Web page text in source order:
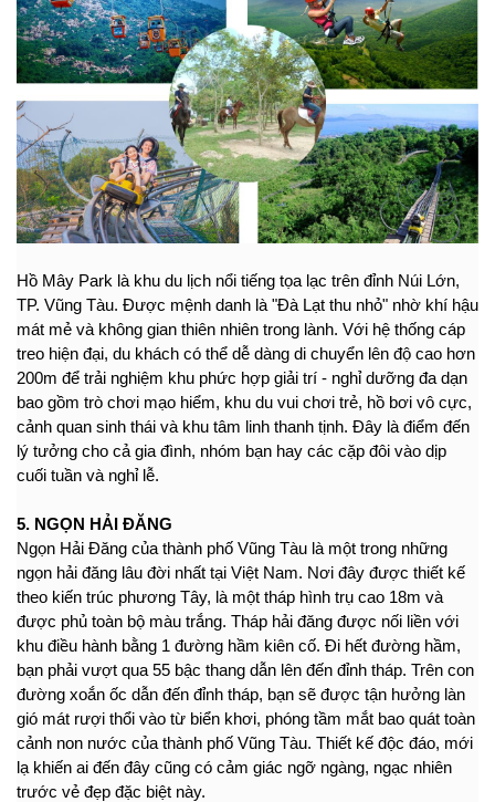
Hồ Mây Park là khu du lịch nổi tiếng tọa lạc trên đỉnh Núi Lớn,
TP. Vũng Tàu. Được mệnh danh là "Đà Lạt thu nhỏ" nhờ khí hậu
mát mẻ và không gian thiên nhiên trong lành. Với hệ thống cáp
treo hiện đại, du khách có thể dễ dàng di chuyển lên độ cao hơn
200m để trải nghiệm khu phức hợp giải trí - nghỉ dưỡng đa dạn
bao gồm trò chơi mạo hiểm, khu du vui chơi trẻ, hồ bơi vô cực,
cảnh quan sinh thái và khu tâm linh thanh tịnh. Đây là điểm đến
lý tưởng cho cả gia đình, nhóm bạn hay các cặp đôi vào dịp
cuối tuần và nghỉ lễ.
5. NGỌN HẢI ĐĂNG
Ngọn Hải Đăng của thành phố Vũng Tàu là một trong những
ngọn hải đăng lâu đời nhất tại Việt Nam. Nơi đây được thiết kế
theo kiến trúc phương Tây, là một tháp hình trụ cao 18m và
được phủ toàn bộ màu trắng. Tháp hải đăng được nối liền với
khu điều hành bằng 1 đường hầm kiên cố. Đi hết đường hầm,
bạn phải vượt qua 55 bậc thang dẫn lên đến đỉnh tháp. Trên con
đường xoắn ốc dẫn đến đỉnh tháp, bạn sẽ được tận hưởng làn
gió mát rượi thổi vào từ biển khơi, phóng tầm mắt bao quát toàn
cảnh non nước của thành phố Vũng Tàu. Thiết kế độc đáo, mới
lạ khiến ai đến đây cũng có cảm giác ngỡ ngàng, ngạc nhiên
trước vẻ đẹp đặc biệt này.